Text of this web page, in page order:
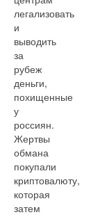
легализовать
и
выводить
за
рубеж
деньги,
похищенные
у
россиян.
Жертвы
обмана
покупали
криптовалюту,
которая
затем